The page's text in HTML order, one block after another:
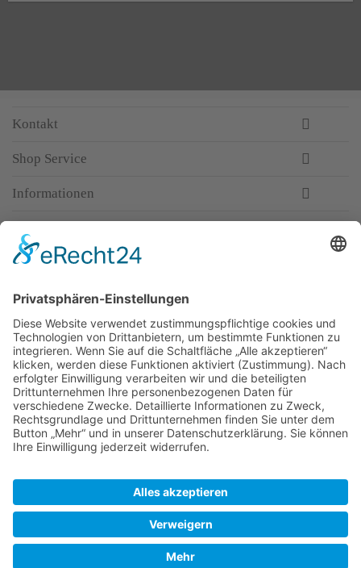
Kontakt
Shop Service
Informationen
Top-Anbieter
Spitzenqualität
Kompetente Beratung
Partner
* Alle Preise inkl. gesetzl. Mehrwertsteuer, inkl. Versandkosten
Warum WACCEX?
Allgemeine Geschäftsbedingungen und Kundeninformationen
Impressum